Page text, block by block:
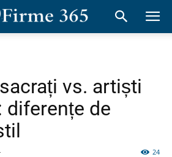
vs. artiști
diferențe de
24